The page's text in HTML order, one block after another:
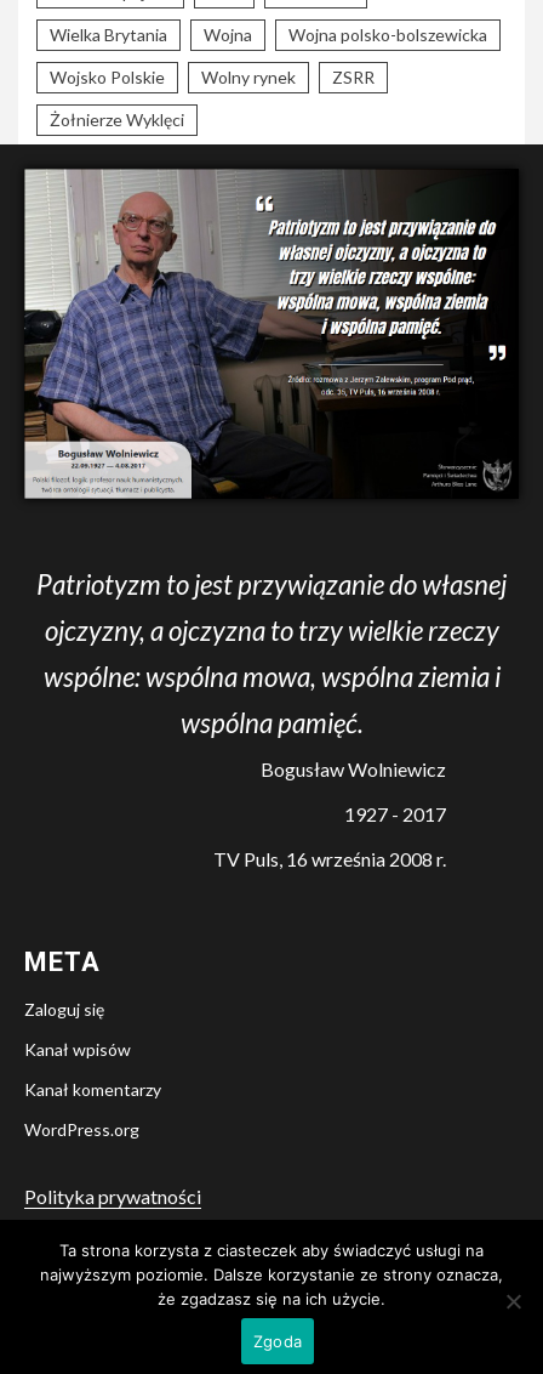
Wielka Brytania Wojna Wojna polsko-bolszewicka
Wojsko Polskie Wolny rynek ZSRR
Żołnierze Wyklęci
Patriotyzm to jest przywiązanie do własnej
ojczyzny, a ojczyzna to trzy wielkie rzeczy
wspólne: wspólna mowa, wspólna ziemia i
wspólna pamięć.
Bogusław Wolniewicz
1927 - 2017
TV Puls, 16 września 2008 r.
META
Zaloguj się
Kanał wpisów
Kanał komentarzy
WordPress.org
Polityka prywatności
TwitterFacebook
YouTubeInstagram
© Stowarzyszenie Pamięci i Świadectwa A. B. Lane
przez AF themes.
Ta strona korzysta z ciasteczek aby świadczyć usługi na
najwyższym poziomie. Dalsze korzystanie ze strony oznacza,
że zgadzasz się na ich użycie.
Zgoda